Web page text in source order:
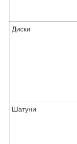
Диски
Шатуни